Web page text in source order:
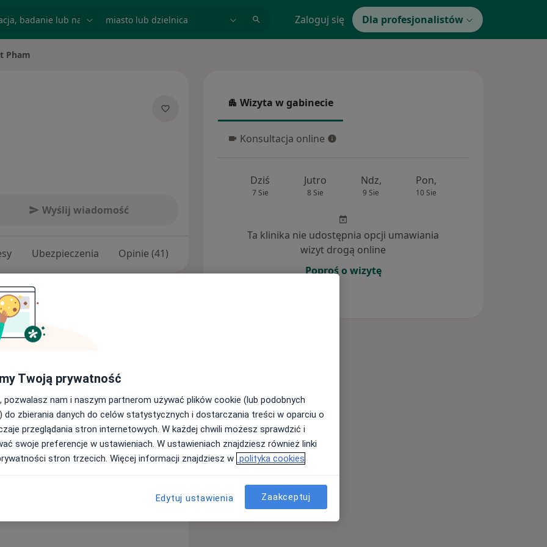
Zaloguj się Dla profesjonalistów
Pham
Wyślij wiadomość
Ubezpieczenia Opinie (41)
Uniwersytetu Medycznego
psychiatrii dorosłych. Szkolenie
Instytutu Psychiatrii i
ośrodków naukowo-
Zajmuję się diagnostyką
depresyjnymi, chorobą afektywną
snu, psychotycznymi. Posiadam
tym refundowane, zaświadczeń
Kontakt ze mną ograniczony
psychicznego stanu zdrowia
czy przez SMSy. W celu omówienia
należy umówić wizytę
kontaktu. Konsultuję
Pacjenci, którzy nie pojawią się
odwołania, nie będą mieli
wizyt w gabinecie
Wizyta w gabinecie
Wizyta w gabinecie
Konsultacja online
Konsultacja online
Dziś
7 Sie
Jutro
8 Sie
Ndz,
9 Sie
Pon,
10 Sie
Ta klinika nie udostępnia opcji umawiania
wizyt drogą online
Poproś o wizytę
Twoją prywatność
pozwalasz nam i naszym partnerom używać plików cookie (lub podobnych
do zbierania danych do celów statystycznych i dostarczania treści w oparciu o
przeglądania stron internetowych. W każdej chwili możesz sprawdzić i
swoje preferencje w ustawieniach. W ustawieniach znajdziesz również linki
stron trzecich. Więcej informacji znajdziesz w polityka cookies
Edytuj ustawienia Zaakceptuj